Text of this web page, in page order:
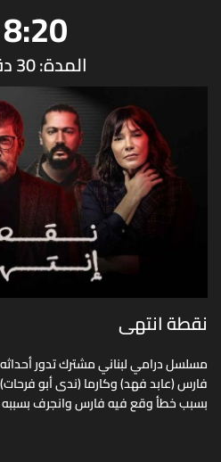
المدة: 30 دقيقة
نقطة انتهى
مسلسل درامي لبناني مشترك تدور
فارس (عابد فهد) وكارما (ندى أبو
بسبب خطأ وقع فيه فارس وانجرف